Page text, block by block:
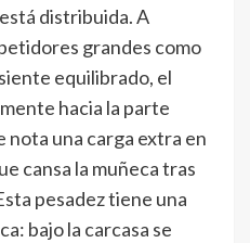
distribuida. A
grandes como
equilibrado, el
hacia la parte
una carga extra en
cansa la muñeca tras
pesadez tiene una
bajo la carcasa se